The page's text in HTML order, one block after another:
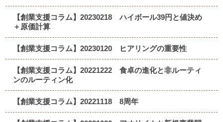
【創業支援コラム】20230218 ハイボール39円と値決め
＋原価計算
【創業支援コラム】20230120 ヒアリングの重要性
【創業支援コラム】20221222 食卓の進化と非ルーティ
ンのルーティン化
【創業支援コラム】20221118 8周年